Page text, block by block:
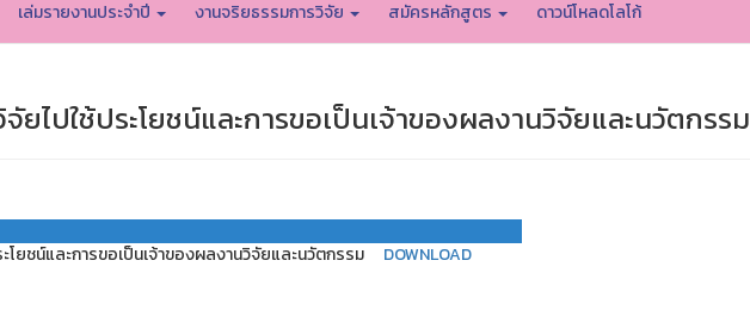
เล่มรายงานประจำปี งานจริยธรรมการวิจัย สมัครหลักสูตร ดาวน์โหลดโลโก้
ยไปใช้ประโยชน์และการขอเป็นเจ้าของผลงานวิจัยและนวัตกรรม
โยชน์และการขอเป็นเจ้าของผลงานวิจัยและนวัตกรรม DOWNLOAD